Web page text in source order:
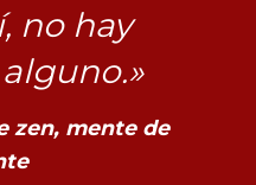
no hay
zen, mente de